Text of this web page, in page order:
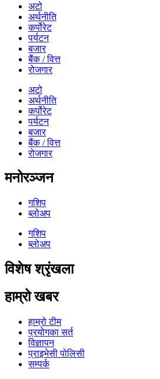
अटो
अर्थनीति
कर्पोरेट
पर्यटन
बजार
बैंक / वित्त
रोजगार
अटो
अर्थनीति
कर्पोरेट
पर्यटन
बजार
बैंक / वित्त
रोजगार
मनोरञ्जन
गशिप
ब्लोअप
गशिप
ब्लोअप
विशेष श्रृंखला
हाम्रो खबर
हाम्रो टीम
प्रयोगका सर्त
विज्ञापन
प्राइभेसी पोलिसी
सम्पर्क